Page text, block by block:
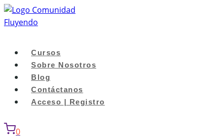
Saltar
al
Cursos
Sobre Nosotros
Blog
Contáctanos
Acceso | Registro
0